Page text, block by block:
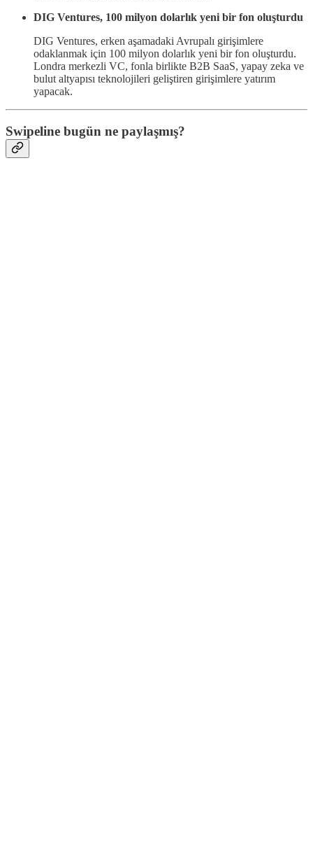
DIG Ventures, 100 milyon dolarlık yeni bir fon oluşturdu
DIG Ventures, erken aşamadaki Avrupalı girişimlere
odaklanmak için 100 milyon dolarlık yeni bir fon oluşturdu.
Londra merkezli VC, fonla birlikte B2B SaaS, yapay zeka ve
bulut altyapısı teknolojileri geliştiren girişimlere yatırım
yapacak.
Swipeline bugün ne paylaşmış?